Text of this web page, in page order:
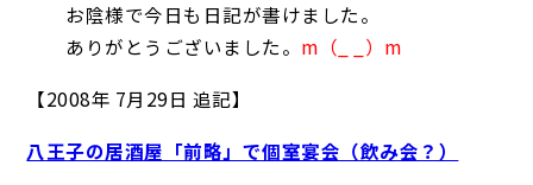
お陰様で今日も日記が書けました。
ありがとうございました。 m（_ _）m
【2008年 7月29日 追記】
八王子の居酒屋「前略」で個室宴会（飲み会？）